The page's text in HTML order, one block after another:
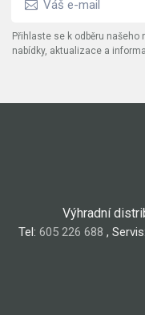
Přihlaste se k odběru
nabídky, aktualizace a
Výhradní
Tel: 605 226 688 , Servis: